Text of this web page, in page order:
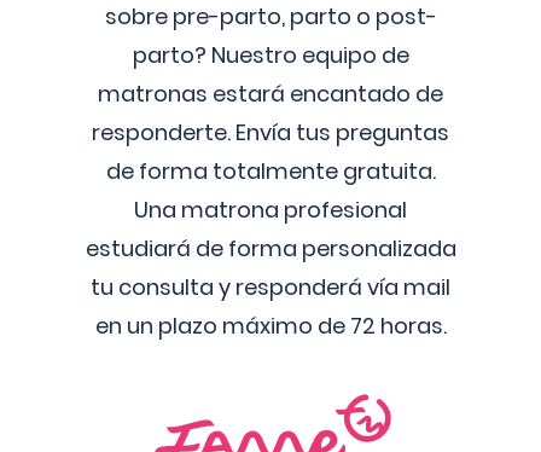
sobre pre-parto, parto o post-
parto? Nuestro equipo de
matronas estará encantado de
responderte. Envía tus preguntas
de forma totalmente gratuita.
Una matrona profesional
estudiará de forma personalizada
tu consulta y responderá vía mail
en un plazo máximo de 72 horas.